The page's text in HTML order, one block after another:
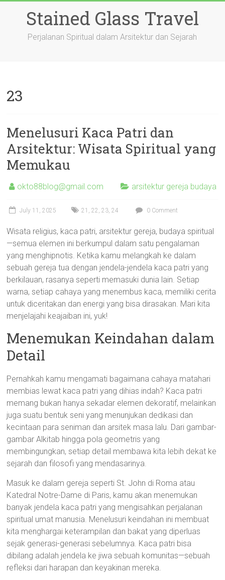
Stained Glass Travel
Perjalanan Spiritual dalam Arsitektur dan Sejarah
23
Menelusuri Kaca Patri dan
Arsitektur: Wisata Spiritual yang
Memukau
okto88blog@gmail.com arsitektur gereja budaya
July 11, 2025 21 ,22 ,23,24 0 Comment
Wisata religius, kaca patri, arsitektur gereja, budaya spiritual
—semua elemen ini berkumpul dalam satu pengalaman
yang menghipnotis. Ketika kamu melangkah ke dalam
sebuah gereja tua dengan jendela-jendela kaca patri yang
berkilauan, rasanya seperti memasuki dunia lain. Setiap
warna, setiap cahaya yang menembus kaca, memiliki cerita
untuk diceritakan dan energi yang bisa dirasakan. Mari kita
menjelajahi keajaiban ini, yuk!
Menemukan Keindahan dalam
Detail
Pernahkah kamu mengamati bagaimana cahaya matahari
membias lewat kaca patri yang dihias indah? Kaca patri
memang bukan hanya sekadar elemen dekoratif, melainkan
juga suatu bentuk seni yang menunjukan dedikasi dan
kecintaan para seniman dan arsitek masa lalu. Dari gambar-
gambar Alkitab hingga pola geometris yang
membingungkan, setiap detail membawa kita lebih dekat ke
sejarah dan filosofi yang mendasarinya.
Masuk ke dalam gereja seperti St. John di Roma atau
Katedral Notre-Dame di Paris, kamu akan menemukan
banyak jendela kaca patri yang mengisahkan perjalanan
spiritual umat manusia. Menelusuri keindahan ini membuat
kita menghargai keterampilan dan bakat yang diperluas
sejak generasi-generasi sebelumnya. Kaca patri bisa
dibilang adalah jendela ke jiwa sebuah komunitas—sebuah
refleksi dari harapan dan keyakinan mereka.